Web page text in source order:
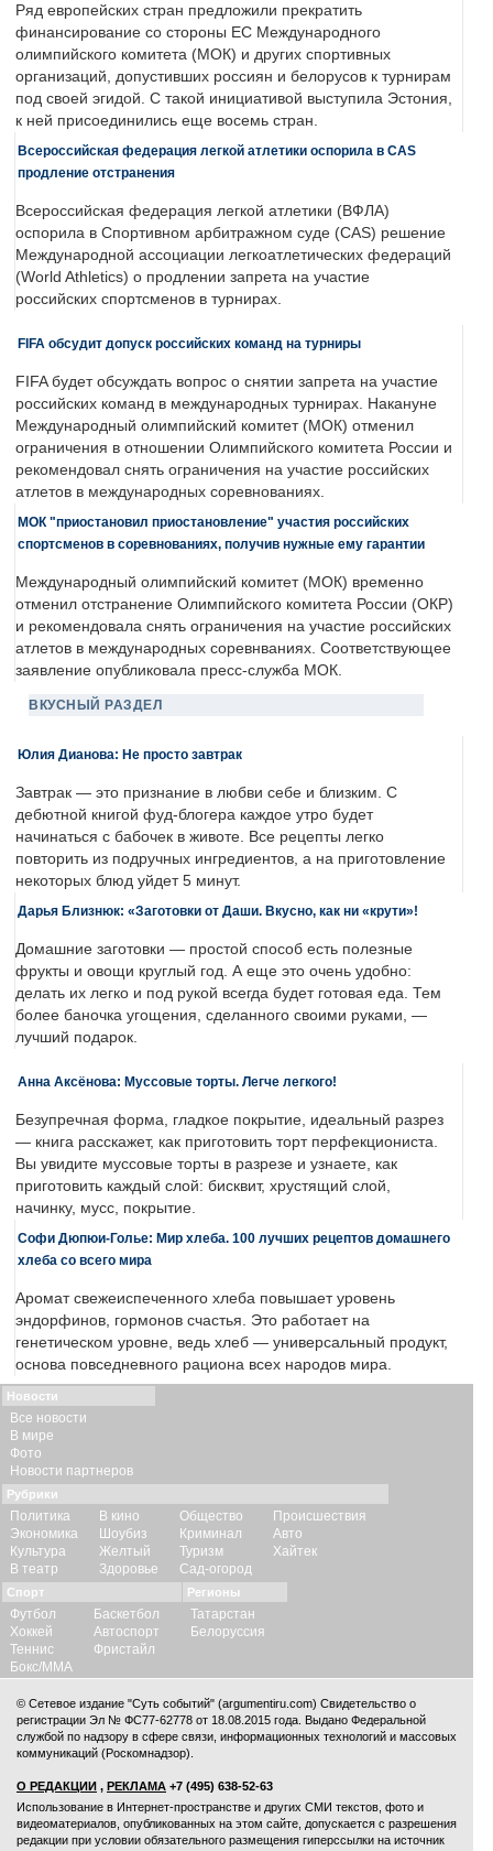
Ряд европейских стран предложили прекратить
финансирование со стороны ЕС Международного
олимпийского комитета (МОК) и других спортивных
организаций, допустивших россиян и белорусов к турнирам
под своей эгидой. С такой инициативой выступила Эстония,
к ней присоединились еще восемь стран.
Всероссийская федерация легкой атлетики оспорила в CAS
продление отстранения
Всероссийская федерация легкой атлетики (ВФЛА)
оспорила в Спортивном арбитражном суде (CAS) решение
Международной ассоциации легкоатлетических федераций
(World Athletics) о продлении запрета на участие
российских спортсменов в турнирах.
FIFA обсудит допуск российских команд на турниры
FIFA будет обсуждать вопрос о снятии запрета на участие
российских команд в международных турнирах. Накануне
Международный олимпийский комитет (МОК) отменил
ограничения в отношении Олимпийского комитета России и
рекомендовал снять ограничения на участие российских
атлетов в международных соревнованиях.
МОК "приостановил приостановление" участия российских
спортсменов в соревнованиях, получив нужные ему гарантии
Международный олимпийский комитет (МОК) временно
отменил отстранение Олимпийского комитета России (ОКР)
и рекомендовала снять ограничения на участие российских
атлетов в международных соревнваниях. Соответствующее
заявление опубликовала пресс-служба МОК.
ВКУСНЫЙ РАЗДЕЛ
Юлия Дианова: Не просто завтрак
Завтрак — это признание в любви себе и близким. С
дебютной книгой фуд-блогера каждое утро будет
начинаться с бабочек в животе. Все рецепты легко
повторить из подручных ингредиентов, а на приготовление
некоторых блюд уйдет 5 минут.
Дарья Близнюк: «Заготовки от Даши. Вкусно, как ни «крути»!
Домашние заготовки — простой способ есть полезные
фрукты и овощи круглый год. А еще это очень удобно:
делать их легко и под рукой всегда будет готовая еда. Тем
более баночка угощения, сделанного своими руками, —
лучший подарок.
Анна Аксёнова: Муссовые торты. Легче легкого!
Безупречная форма, гладкое покрытие, идеальный разрез
— книга расскажет, как приготовить торт перфекциониста.
Вы увидите муссовые торты в разрезе и узнаете, как
приготовить каждый слой: бисквит, хрустящий слой,
начинку, мусс, покрытие.
Софи Дюпюи-Голье: Мир хлеба. 100 лучших рецептов домашнего
хлеба со всего мира
Аромат свежеиспеченного хлеба повышает уровень
эндорфинов, гормонов счастья. Это работает на
генетическом уровне, ведь хлеб — универсальный продукт,
основа повседневного рациона всех народов мира.
Новости
Все новости
В мире
Фото
Новости партнеров
Рубрики
Политика
Экономика
Культура
В театр
В кино
Шоубиз
Желтый
Здоровье
Общество
Криминал
Туризм
Сад-огород
Происшествия
Авто
Хайтек
Спорт
Футбол
Хоккей
Теннис
Бокс/ММА
Баскетбол
Автоспорт
Фристайл
Регионы
Татарстан
Белоруссия
© Сетевое издание "Суть событий" (argumentiru.com) Свидетельство о
регистрации Эл № ФС77-62778 от 18.08.2015 года. Выдано Федеральной
службой по надзору в сфере связи, информационных технологий и массовых
коммуникаций (Роскомнадзор).
О РЕДАКЦИИ , РЕКЛАМА +7 (495) 638-52-63
Использование в Интернет-пространстве и других СМИ текстов, фото и
видеоматериалов, опубликованных на этом сайте, допускается с разрешения
редакции при условии обязательного размещения гиперссылки на источник